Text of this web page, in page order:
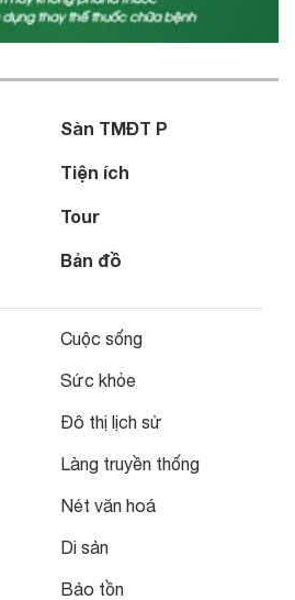
Sàn TMĐT P
Tiện ích
Tour
Bản đồ
Cuộc sống
Sức khỏe
Đô thị lịch sử
Làng truyền thống
Nét văn hoá
Di sản
Bảo tồn